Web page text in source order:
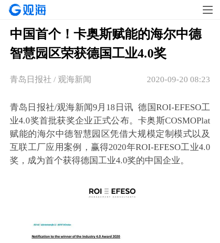
中国首个！卡奥斯赋能的海尔中德
智慧园区荣获德国工业4.0奖
2020-09-20 08:23
青岛日报社 / 观海新闻
青岛日报社/观海新闻9月18日讯 德国ROI-EFESO工
业4.0奖首批获奖企业正式公布。卡奥斯COSMOPlat
赋能的海尔中德智慧园区凭借大规模定制模式以及
互联工厂应用案例，赢得2020年ROI-EFESO工业4.0
奖，成为首个获得德国工业4.0奖的中国企业。